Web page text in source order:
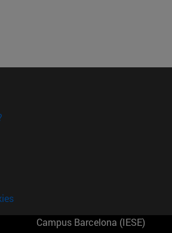
Campus Barcelona (IESE)